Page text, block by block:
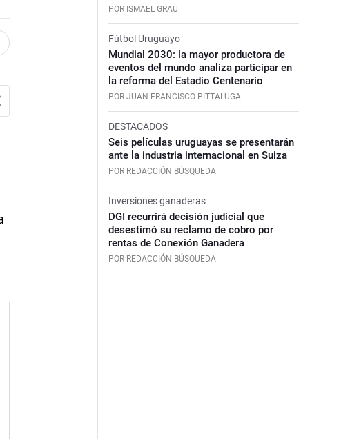
POR ISMAEL GRAU
Fútbol Uruguayo
Mundial 2030: la mayor productora de
eventos del mundo analiza participar en
la reforma del Estadio Centenario
POR JUAN FRANCISCO PITTALUGA
DESTACADOS
Seis películas uruguayas se presentarán
ante la industria internacional en Suiza
POR REDACCIÓN BÚSQUEDA
Inversiones ganaderas
DGI recurrirá decisión judicial que
desestimó su reclamo de cobro por
rentas de Conexión Ganadera
POR REDACCIÓN BÚSQUEDA